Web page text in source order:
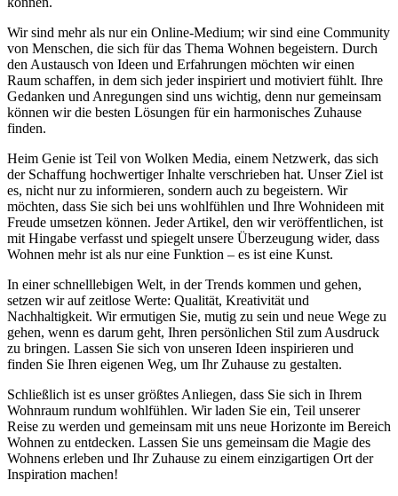
Wir sind mehr als nur ein Online-Medium; wir sind eine Community
von Menschen, die sich für das Thema Wohnen begeistern. Durch
den Austausch von Ideen und Erfahrungen möchten wir einen
Raum schaffen, in dem sich jeder inspiriert und motiviert fühlt. Ihre
Gedanken und Anregungen sind uns wichtig, denn nur gemeinsam
können wir die besten Lösungen für ein harmonisches Zuhause
finden.
Heim Genie ist Teil von Wolken Media, einem Netzwerk, das sich
der Schaffung hochwertiger Inhalte verschrieben hat. Unser Ziel ist
es, nicht nur zu informieren, sondern auch zu begeistern. Wir
möchten, dass Sie sich bei uns wohlfühlen und Ihre Wohnideen mit
Freude umsetzen können. Jeder Artikel, den wir veröffentlichen, ist
mit Hingabe verfasst und spiegelt unsere Überzeugung wider, dass
Wohnen mehr ist als nur eine Funktion – es ist eine Kunst.
In einer schnelllebigen Welt, in der Trends kommen und gehen,
setzen wir auf zeitlose Werte: Qualität, Kreativität und
Nachhaltigkeit. Wir ermutigen Sie, mutig zu sein und neue Wege zu
gehen, wenn es darum geht, Ihren persönlichen Stil zum Ausdruck
zu bringen. Lassen Sie sich von unseren Ideen inspirieren und
finden Sie Ihren eigenen Weg, um Ihr Zuhause zu gestalten.
Schließlich ist es unser größtes Anliegen, dass Sie sich in Ihrem
Wohnraum rundum wohlfühlen. Wir laden Sie ein, Teil unserer
Reise zu werden und gemeinsam mit uns neue Horizonte im Bereich
Wohnen zu entdecken. Lassen Sie uns gemeinsam die Magie des
Wohnens erleben und Ihr Zuhause zu einem einzigartigen Ort der
Inspiration machen!